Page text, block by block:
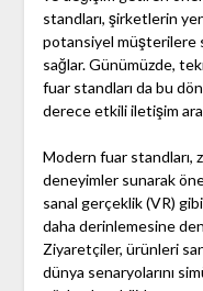
standları, şirketlerin
potansiyel müşterilere
sağlar. Günümüzde,
fuar standları da bu
derece etkili iletişim
Modern fuar standları,
deneyimler sunarak öne
sanal gerçeklik (VR)
daha derinlemesine
Ziyaretçiler, ürünleri
dünya senaryolarını